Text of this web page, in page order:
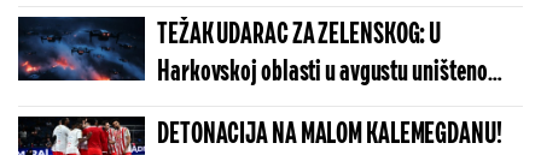
TEŽAK UDARAC ZA ZELENSKOG: U
Harkovskoj oblasti u avgustu uništeno
više od 100 „baba jaga“
DETONACIJA NA MALOM KALEMEGDANU!